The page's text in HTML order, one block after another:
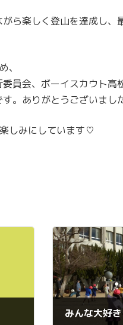
ら楽しく登山を達成し、
、
員会、ボーイスカウト
。ありがとうございまし
しみにしています♡
みんな大好